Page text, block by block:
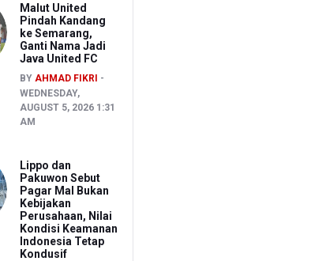
Malut United
Pindah Kandang
ke Semarang,
Ganti Nama Jadi
Java United FC
BY AHMAD FIKRI
WEDNESDAY,
AUGUST 5, 2026 1:31
AM
Lippo dan
Pakuwon Sebut
Pagar Mal Bukan
Kebijakan
Perusahaan, Nilai
Kondisi Keamanan
Indonesia Tetap
Kondusif